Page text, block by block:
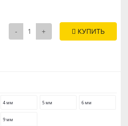
- + КУПИТЬ
4 мм 5 мм 6 мм
9 мм